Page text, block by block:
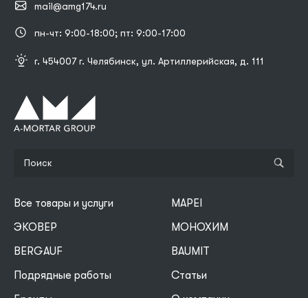
mail@amg174.ru
пн-чт: 9:00-18:00; пт: 9:00-17:00
г. 454007 г. Челябинск, ул. Артиллерийская, д. 111
Все товары и услуги
MAPEI
ЭКОВЕР
МОНОХИМ
BERGAUF
BAUMIT
Подрядные работы
Статьи